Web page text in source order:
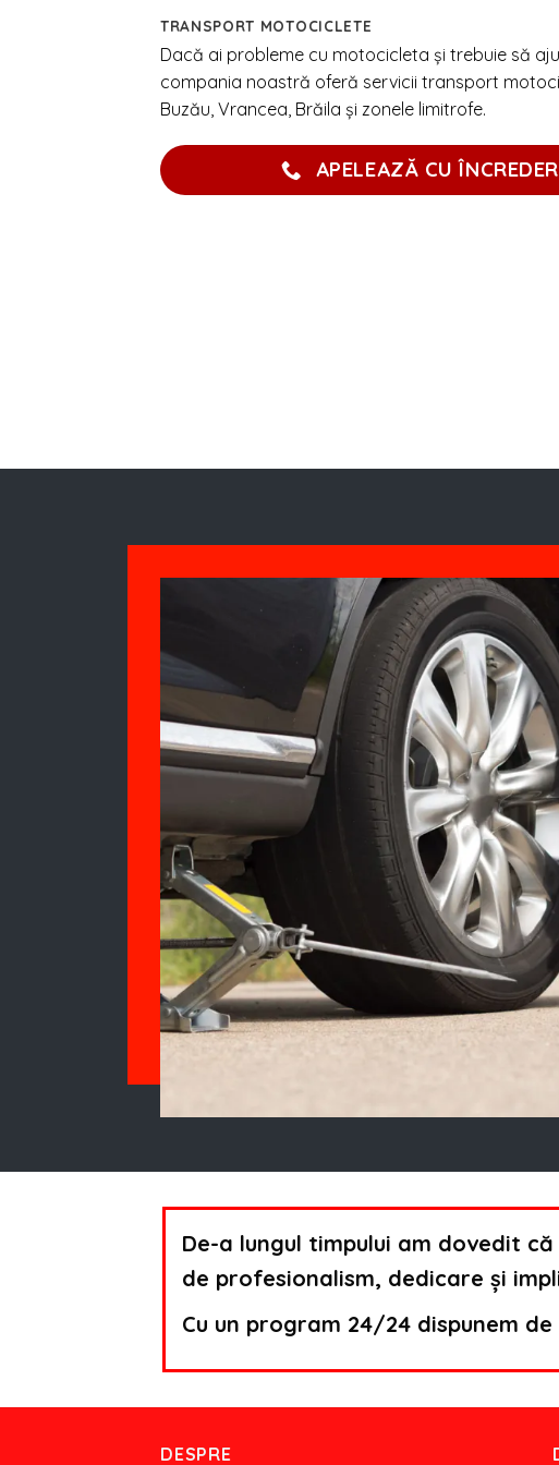
TRANSPORT MOTOCICLETE
Dacă ai probleme cu motocicleta și trebuie să
compania noastră oferă servicii transport
Buzău, Vrancea, Brăila și zonele limitrofe.
APELEAZĂ CU
De-a lungul timpului am dovedit
de profesionalism, dedicare și
Cu un program 24/24 dispunem
DESPRE